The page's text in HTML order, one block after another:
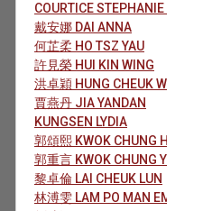
COURTICE STEPHANIE
戴安娜 DAI ANNA
何芷柔 HO TSZ YAU
許見榮 HUI KIN WING
洪卓穎 HUNG CHEUK WING
賈燕丹 JIA YANDAN
KUNGSEN LYDIA
郭頌熙 KWOK CHUNG HEI
郭重言 KWOK CHUNG YIN
黎卓倫 LAI CHEUK LUN
林溥雯 LAM PO MAN EMMA